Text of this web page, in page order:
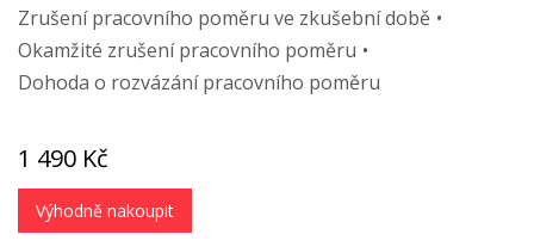
Zrušení pracovního poměru ve zkušební době
Okamžité zrušení pracovního poměru
Dohoda o rozvázání pracovního poměru
1 490 Kč
Výhodně nakoupit